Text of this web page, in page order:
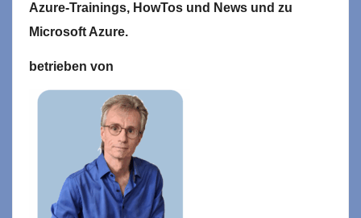
Azure-Trainings, HowTos und News und zu
Microsoft Azure.
betrieben von